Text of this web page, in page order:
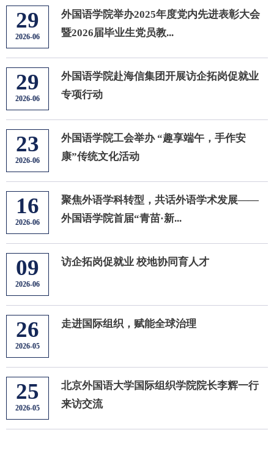
29
2026-06
​外国语学院举办2025年度党内先进表彰大会
暨2026届毕业生党员教...
29
2026-06
外国语学院赴海信集团开展访企拓岗促就业
专项行动
23
2026-06
外国语学院工会举办 “趣享端午，手作安
康”传统文化活动
16
2026-06
聚焦外语学科转型，共话外语学术发展——
外国语学院首届“青苗·新...
09
2026-06
访企拓岗促就业 校地协同育人才
26
2026-05
走进国际组织，赋能全球治理
25
2026-05
北京外国语大学国际组织学院院长李辉一行
来访交流